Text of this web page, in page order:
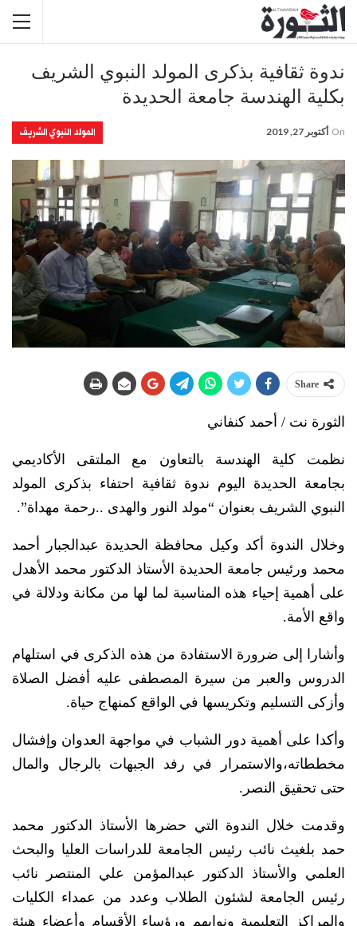
ندوة ثقافية بذكرى المولد النبوي الشريف
بكلية الهندسة جامعة الحديدة
المولد النبوي الشريف On أكتوبر 27, 2019
Share
الثورة نت / أحمد كنفاني
نظمت كلية الهندسة بالتعاون مع الملتقى الأكاديمي
بجامعة الحديدة اليوم ندوة ثقافية احتفاء بذكرى المولد
النبوي الشريف بعنوان “مولد النور والهدى ..رحمة مهداة”.
وخلال الندوة أكد وكيل محافظة الحديدة عبدالجبار أحمد
محمد ورئيس جامعة الحديدة الأستاذ الدكتور محمد الأهدل
على أهمية إحياء هذه المناسبة لما لها من مكانة ودلالة في
واقع الأمة.
وأشارا إلى ضرورة الاستفادة من هذه الذكرى في استلهام
الدروس والعبر من سيرة المصطفى عليه أفضل الصلاة
وأزكى التسليم وتكريسها في الواقع كمنهاج حياة.
وأكدا على أهمية دور الشباب في مواجهة العدوان وإفشال
مخططاته،والاستمرار في رفد الجبهات بالرجال والمال
حتى تحقيق النصر.
وقدمت خلال الندوة التي حضرها الأستاذ الدكتور محمد
حمد بلغيث نائب رئيس الجامعة للدراسات العليا والبحث
العلمي والأستاذ الدكتور عبدالمؤمن علي المنتصر نائب
رئيس الجامعة لشئون الطلاب وعدد من عمداء الكليات
والمراكز التعليمية ونوابهم ورؤساء الأقسام وأعضاء هيئة